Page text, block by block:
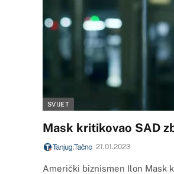
SVIJET
Mask kritikovao SAD
21.01.2023
Američki biznismen Ilon Mask